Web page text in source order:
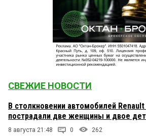
СВЕЖИЕ НОВОСТИ
В столкновении автомобилей
пострадали две женщины и двое
8 августа 21:48 0 262